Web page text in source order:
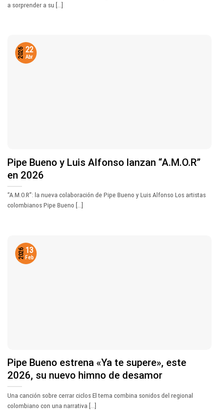
a sorprender a su [...]
Pipe Bueno y Luis Alfonso lanzan “A.M.O.R”
en 2026
“A.M.O.R”: la nueva colaboración de Pipe Bueno y Luis Alfonso Los artistas
colombianos Pipe Bueno [...]
22
Abr
2026
Pipe Bueno estrena «Ya te supere», este
2026, su nuevo himno de desamor
Una canción sobre cerrar ciclos El tema combina sonidos del regional
colombiano con una narrativa [...]
13
Feb
2026